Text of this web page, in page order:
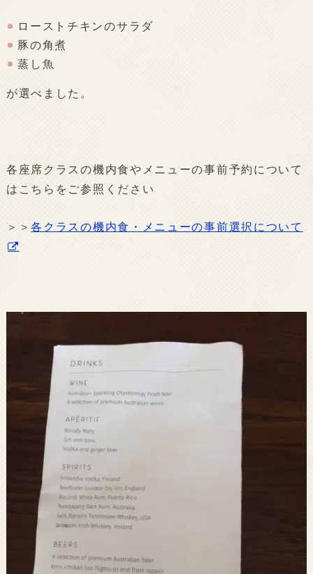
ローストチキンのサラダ
豚の角煮
蒸し魚
が選べました。
各座席クラスの機内食やメニューの事前予約について
はこちらをご参照ください
＞＞各クラスの機内食・メニューの事前選択について